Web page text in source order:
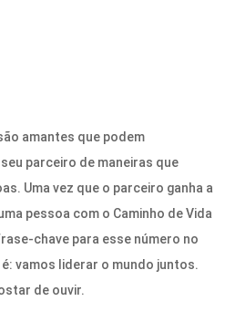
amantes que podem
parceiro de maneiras que
Uma vez que o parceiro ganha a
pessoa com o Caminho de Vida
chave para esse número no
vamos liderar o mundo juntos.
de ouvir.